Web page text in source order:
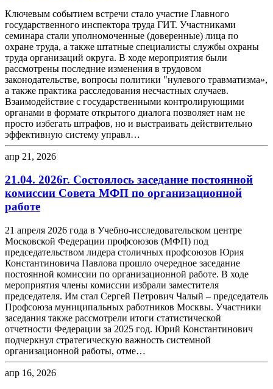
Ключевым событием встречи стало участие Главного
государственного инспектора труда ГИТ. Участниками
семинара стали уполномоченные (доверенные) лица по
охране труда, а также штатные специалисты службы охраны
труда организаций округа. В ходе мероприятия были
рассмотрены последние изменения в трудовом
законодательстве, вопросы политики "нулевого травматизма»,
а также практика расследования несчастных случаев.
Взаимодействие с государственными контролирующими
органами в формате открытого диалога позволяет нам не
просто избегать штрафов, но и выстраивать действительно
эффективную систему управл…
апр 21, 2026
21.04. 2026г. Состоялось заседание постоянной
комиссии Совета МФП по организационной
работе
21 апреля 2026 года в Учебно-исследовательском центре
Московской Федерации профсоюзов (МФП) под
председательством лидера столичных профсоюзов Юрия
Константиновича Павлова прошло очередное заседание
постоянной комиссии по организационной работе. В ходе
мероприятия члены комиссии избрали заместителя
председателя. Им стал Сергей Петрович Чалый – председатель
Профсоюза муниципальных работников Москвы. Участники
заседания также рассмотрели итоги статистической
отчетности Федерации за 2025 год. Юрий Константинович
подчеркнул стратегическую важность системной
организационной работы, отме…
апр 16, 2026